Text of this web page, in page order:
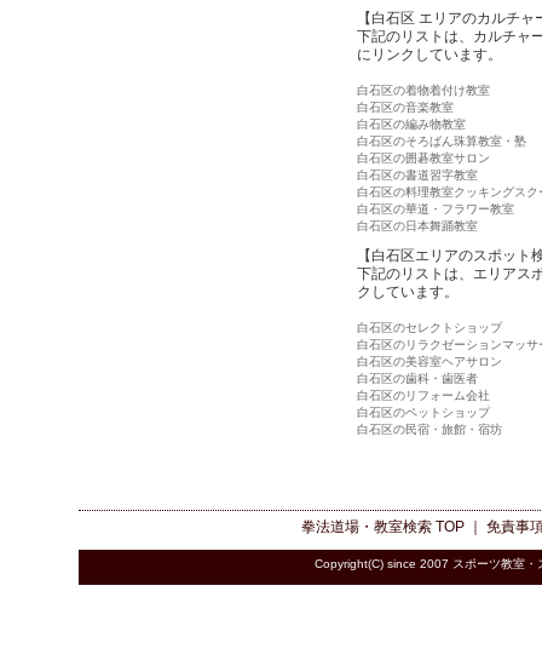
【白石区 エリアのカルチ
下記のリストは、カルチャ
にリンクしています。
白石区の着物着付け教室
白石区の音楽教室
白石区の編み物教室
白石区のそろばん珠算教室・塾
白石区の囲碁教室サロン
白石区の書道習字教室
白石区の料理教室クッキングスク
白石区の華道・フラワー教室
白石区の日本舞踊教室
【白石区エリアのスポット
下記のリストは、エリアス
クしています。
白石区のセレクトショップ
白石区のリラクゼーションマッサ
白石区の美容室ヘアサロン
白石区の歯科・歯医者
白石区のリフォーム会社
白石区のペットショップ
白石区の民宿・旅館・宿坊
拳法道場・教室検索TOP ｜ 免責事
Copyright(C) since 2007 スポーツ教室・